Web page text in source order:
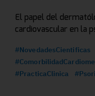
El papel del
cardiovascular en la
#NovedadesCientificas
#PracticaClinica